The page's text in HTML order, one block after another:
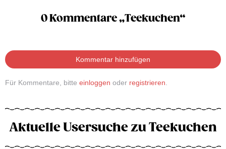
0 Kommentare „Teekuchen“
Kommentar hinzufügen
Für Kommentare, bitte einloggen oder registrieren
Aktuelle Usersuche zu Teekuchen